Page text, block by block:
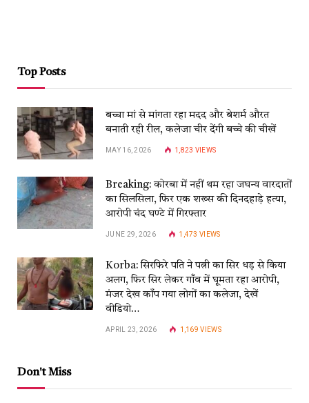
Top Posts
बच्चा मां से मांगता रहा मदद और बेशर्म औरत
बनाती रही रील, कलेजा चीर देंगी बच्चे की चीखें
MAY 16, 2026 1,823 VIEWS
Breaking: कोरबा में नहीं थम रहा जघन्य वारदातों
का सिलसिला, फिर एक शख्स की दिनदहाड़े हत्या,
आरोपी चंद घण्टे में गिरफ्तार
JUNE 29, 2026 1,473VIEWS
Korba: सिरफिरे पति ने पत्नी का सिर धड़ से किया
अलग, फिर सिर लेकर गाँव में घूमता रहा आरोपी,
मंजर देख काँप गया लोगों का कलेजा, देखें
वीडियो…
APRIL 23, 2026 1,169VIEWS
Don't Miss